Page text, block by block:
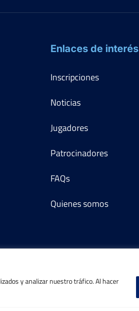
y analizar nuestro tráfico. Al hacer
Enlaces de interés
Inscripciones
Noticias
Jugadores
Patrocinadores
FAQs
Quienes somos
los derechos reservados.